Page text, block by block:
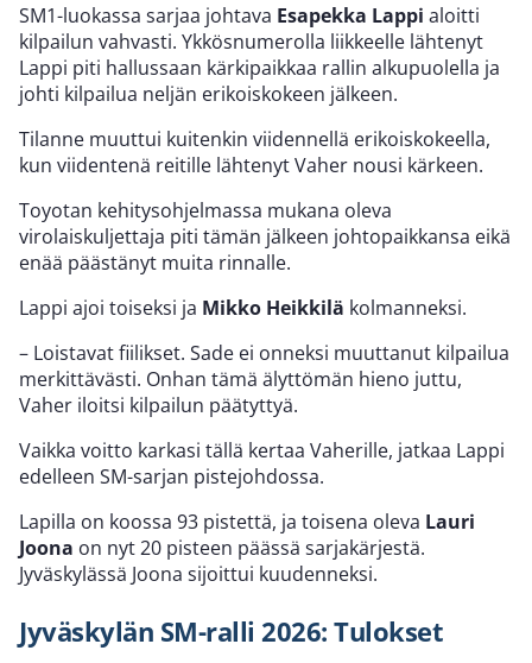
SM1-luokassa sarjaa johtava Esapekka Lappi aloitti
kilpailun vahvasti. Ykkösnumerolla liikkeelle lähtenyt
Lappi piti hallussaan kärkipaikkaa rallin alkupuolella ja
johti kilpailua neljän erikoiskokeen jälkeen.
Tilanne muuttui kuitenkin viidennellä erikoiskokeella,
kun viidentenä reitille lähtenyt Vaher nousi kärkeen.
Toyotan kehitysohjelmassa mukana oleva
virolaiskuljettaja piti tämän jälkeen johtopaikkansa eikä
enää päästänyt muita rinnalle.
Lappi ajoi toiseksi ja Mikko Heikkilä kolmanneksi.
– Loistavat fiilikset. Sade ei onneksi muuttanut kilpailua
merkittävästi. Onhan tämä älyttömän hieno juttu,
Vaher iloitsi kilpailun päätyttyä.
Vaikka voitto karkasi tällä kertaa Vaherille, jatkaa Lappi
edelleen SM-sarjan pistejohdossa.
Lapilla on koossa 93 pistettä, ja toisena oleva Lauri
Joona on nyt 20 pisteen päässä sarjakärjestä.
Jyväskylässä Joona sijoittui kuudenneksi.
Jyväskylän SM-ralli 2026: Tulokset